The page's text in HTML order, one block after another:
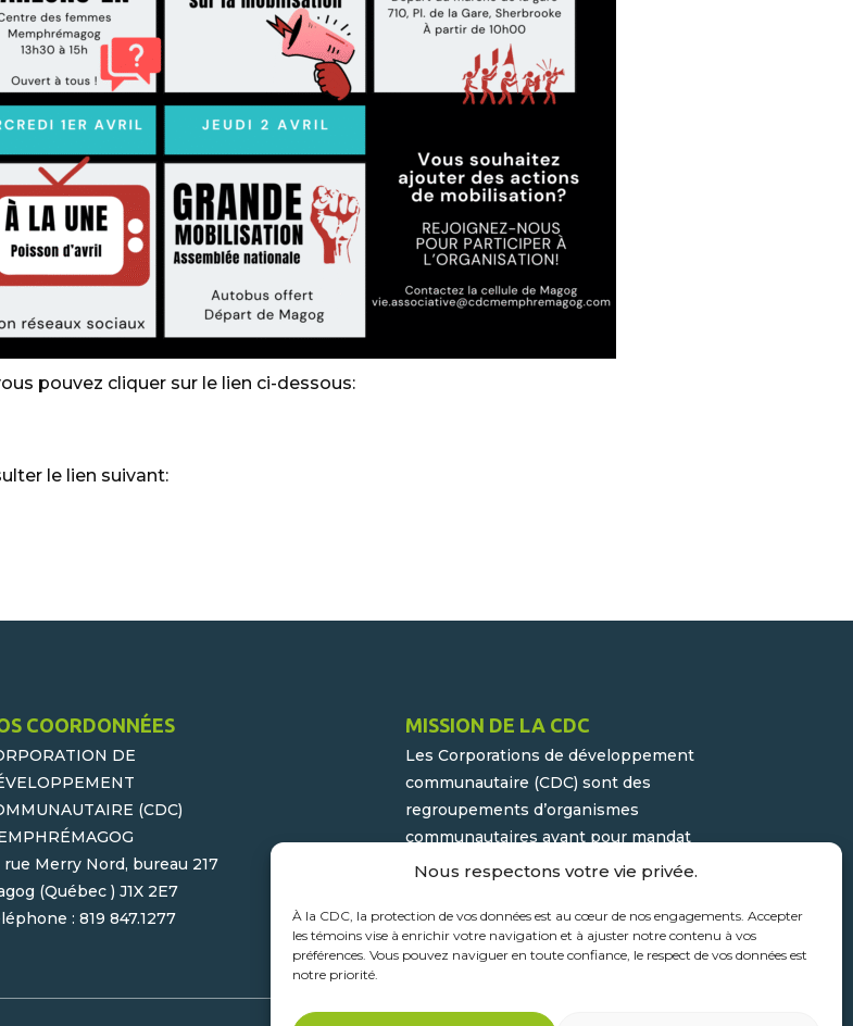
Nous respectons votre vie privée.
À la CDC, la protection de vos données est au cœur de nos engagements. Accepter
les témoins vise à enrichir votre navigation et à ajuster notre contenu à vos
préférences. Vous pouvez naviguer en toute confiance, le respect de vos données est
notre priorité.
pouvez cliquer sur le lien ci-dessous:
le lien suivant:
COORDONNÉES
DE
(CDC)
rue Merry Nord, bureau 217
(Québec ) J1X 2E7
: 819 847.1277
MISSION DE LA CDC
Les Corporations de développement
communautaire (CDC) sont des
regroupements d’organismes
communautaires ayant pour mandat
d’assurer la participation active du
développement socioéconomique de
leur milieu.